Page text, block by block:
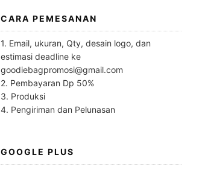
CARA PEMESANAN
1. Email, ukuran, Qty, desain logo, dan
estimasi deadline ke
goodiebagpromosi@gmail.com
2. Pembayaran Dp 50%
3. Produksi
4. Pengiriman dan Pelunasan
GOOGLE PLUS